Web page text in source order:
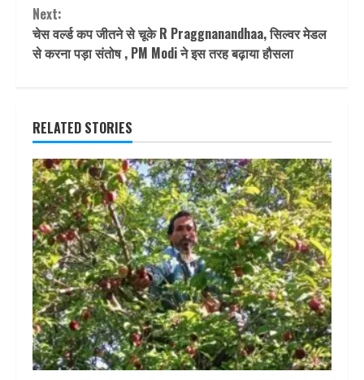
Next:
चेस वर्ल्ड कप जीतने से चूके R Praggnanandhaa, सिल्‍वर मेडल
से करना पड़ा संतोष , PM Modi ने इस तरह बढ़ाया हौसला
RELATED STORIES